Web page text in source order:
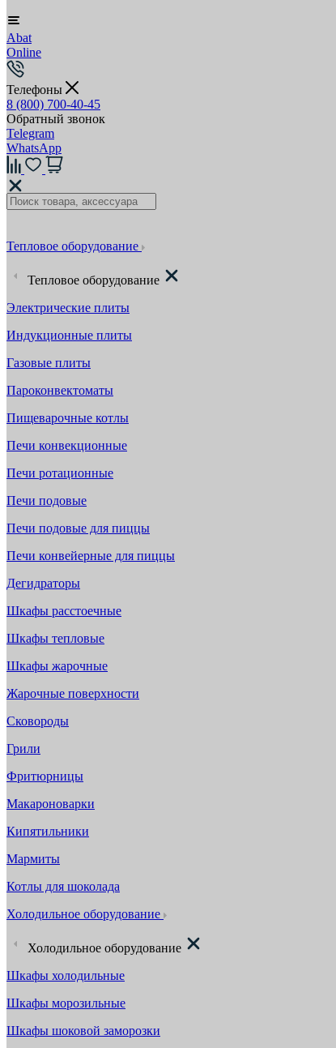
Abat
Online
Телефоны
8 (800) 700-40-45
Обратный звонок
Telegram
WhatsApp
Тепловое оборудование
Тепловое оборудование
Электрические плиты
Индукционные плиты
Газовые плиты
Пароконвектоматы
Пищеварочные котлы
Печи конвекционные
Печи ротационные
Печи подовые
Печи подовые для пиццы
Печи конвейерные для пиццы
Дегидраторы
Шкафы расстоечные
Шкафы тепловые
Шкафы жарочные
Жарочные поверхности
Сковороды
Грили
Фритюрницы
Макароноварки
Кипятильники
Мармиты
Котлы для шоколада
Холодильное оборудование
Холодильное оборудование
Шкафы холодильные
Шкафы морозильные
Шкафы шоковой заморозки